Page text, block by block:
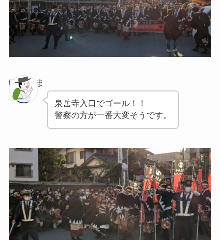
ぽちゃま
泉岳寺入口でゴール！！
警察の方が一番大変そうです。